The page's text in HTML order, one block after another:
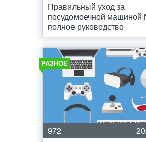
Правильный уход за
посудомоечной машиной
полное руководство
РАЗНОЕ
972